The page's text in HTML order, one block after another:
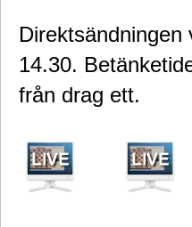
14.30.
från drag ett.